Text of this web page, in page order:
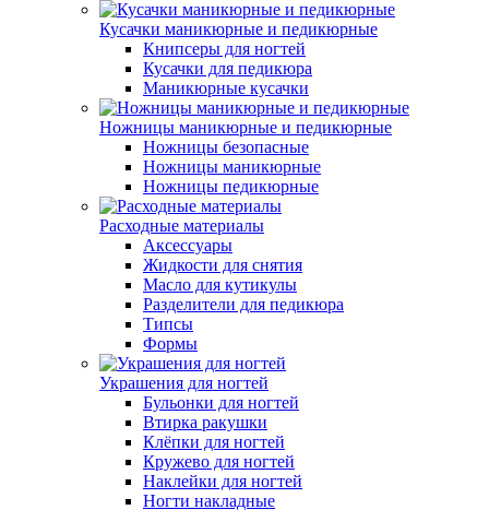
Кусачки маникюрные и педикюрные
Книпсеры для ногтей
Кусачки для педикюра
Маникюрные кусачки
Ножницы маникюрные и педикюрные
Ножницы безопасные
Ножницы маникюрные
Ножницы педикюрные
Расходные материалы
Аксессуары
Жидкости для снятия
Масло для кутикулы
Разделители для педикюра
Типсы
Формы
Украшения для ногтей
Бульонки для ногтей
Втирка ракушки
Клёпки для ногтей
Кружево для ногтей
Наклейки для ногтей
Ногти накладные